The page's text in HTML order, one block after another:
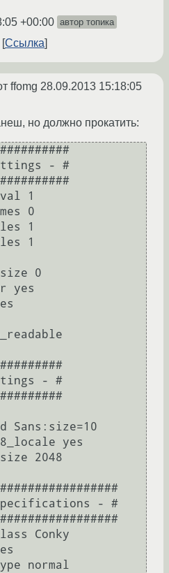
+00:00 автор топика
Ссылка
ffomg 28.09.2013 15:18:05
но должно прокатить:
- #
1
0
1
1
0
yes
- #
Sans:size=10
yes
2048
- #
Conky
normal